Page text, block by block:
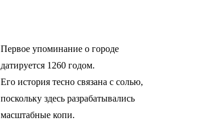
Первое упоминание о городе
датируется 1260 годом.
Его история тесно связана с солью,
поскольку здесь разрабатывались
масштабные копи.